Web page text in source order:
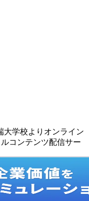
大学校よりオンライン
コンテンツ配信サー